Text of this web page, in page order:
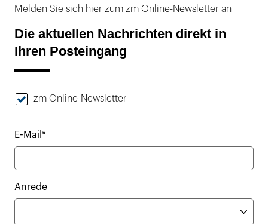
Melden Sie sich hier zum zm Online-Newsletter an
Die aktuellen Nachrichten direkt in
Ihren Posteingang
zm Online-Newsletter
E-Mail*
Anrede